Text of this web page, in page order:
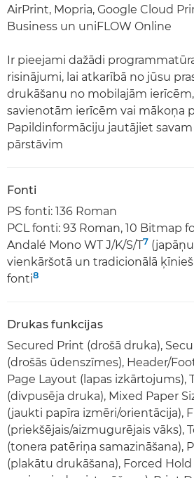
AirPrint, Mopria, Google Cloud
Business un uniFLOW Online
Ir pieejami dažādi
risinājumi, lai atkarībā no jūsu
drukāšanu no mobilajām
savienotām ierīcēm vai mākoņa
Papildinformāciju jautājiet
pārstāvim
Fonti
PS fonti: 136 Roman
PCL fonti: 93 Roman, 10 Bitmap
Andalé Mono WT J/K/S/T7
vienkāršotā un tradicionālā
fonti8
Drukas funkcijas
Secured Print (drošā druka),
(drošās ūdenszīmes), Header/
Page Layout (lapas izkārtojums),
(divpusēja druka), Mixed Paper
(jaukti papīra izmēri/orientācija),
(priekšējais/aizmugurējais vāks),
(tonera patēriņa samazināšana),
(plakātu drukāšana), Forced